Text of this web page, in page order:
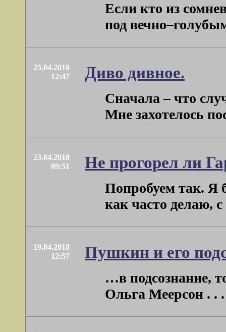
Если кто из
под
25.04.2018
12:47
Диво дивное.
Сначала – что
Мне захотелось
23.04.2018
09:51
Не прогорел ли
Попробуем так. Я
как часто делаю, с
19.04.2018
12:57
Пушкин и его
…в подсознание,
Ольга Меерсон . . .